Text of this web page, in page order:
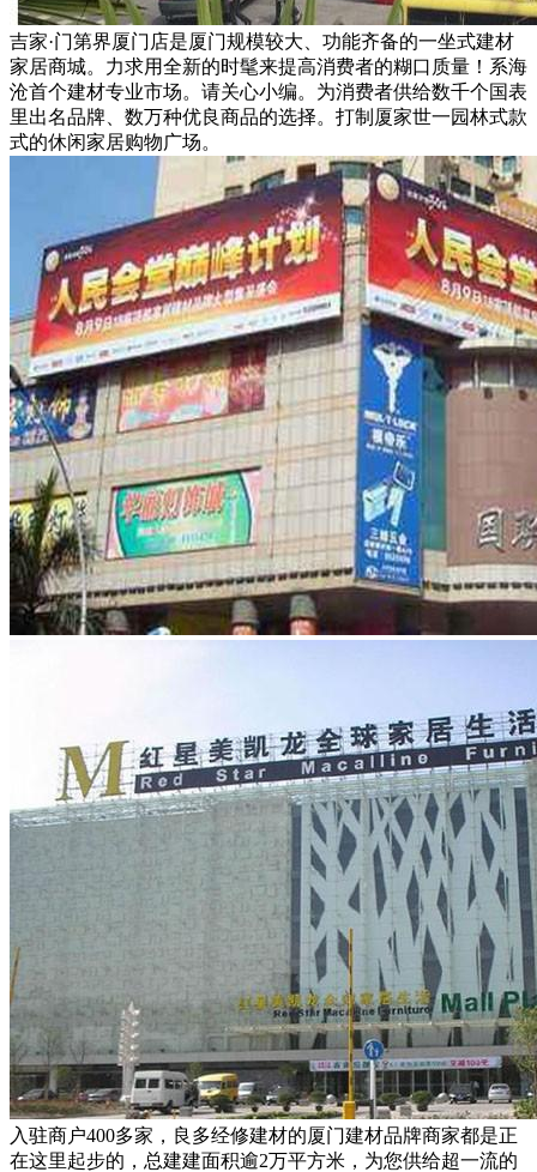
吉家·门第界厦门店是厦门规模较大、功能齐备的一坐式建材
家居商城。力求用全新的时髦来提高消费者的糊口质量！系海
沧首个建材专业市场。请关心小编。为消费者供给数千个国表
里出名品牌、数万种优良商品的选择。打制厦家世一园林式款
式的休闲家居购物广场。
入驻商户400多家，良多经修建材的厦门建材品牌商家都是正
在这里起步的，总建建面积逾2万平方米，为您供给超一流的